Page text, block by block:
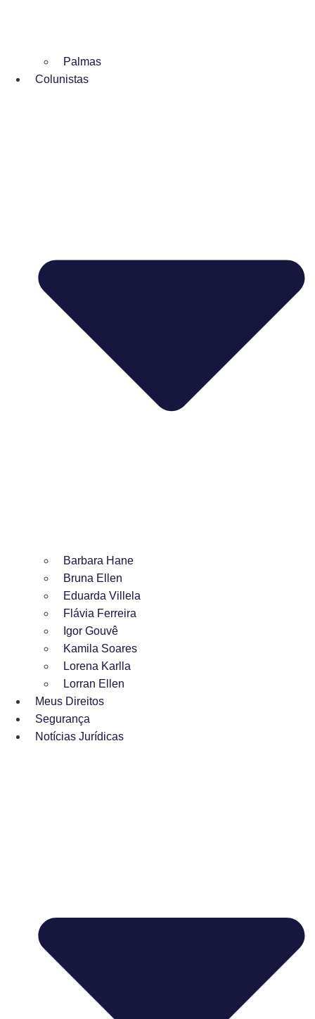
Palmas
Colunistas
Barbara Hane
Bruna Ellen
Eduarda Villela
Flávia Ferreira
Igor Gouvê
Kamila Soares
Lorena Karlla
Lorran Ellen
Meus Direitos
Segurança
Notícias Jurídicas